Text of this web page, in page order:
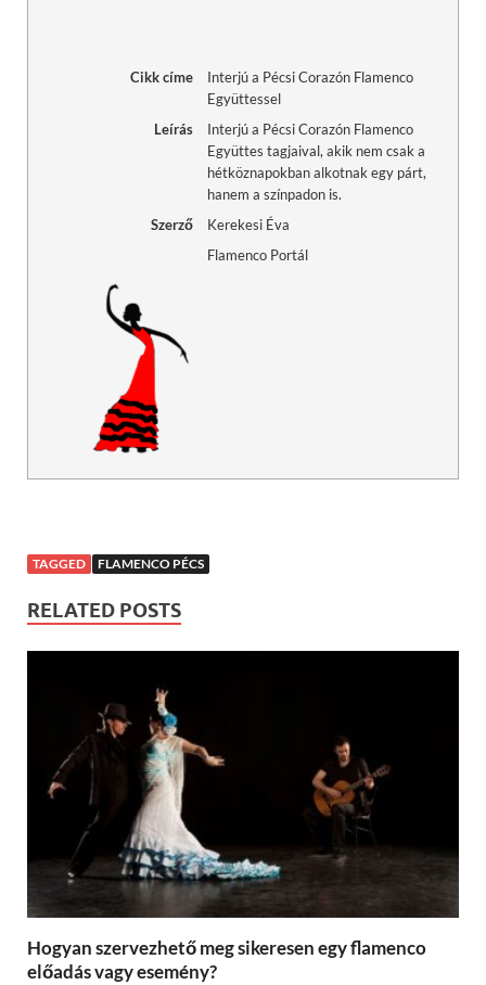
Cikk címe
Interjú a Pécsi Corazón Flamenco
Együttessel
Leírás
Interjú a Pécsi Corazón Flamenco
Együttes tagjaival, akik nem csak a
hétköznapokban alkotnak egy párt,
hanem a színpadon is.
Szerző
Kerekesi Éva
Flamenco Portál
TAGGED FLAMENCO PÉCS
RELATED POSTS
Hogyan szervezhető meg sikeresen egy flamenco
előadás vagy esemény?